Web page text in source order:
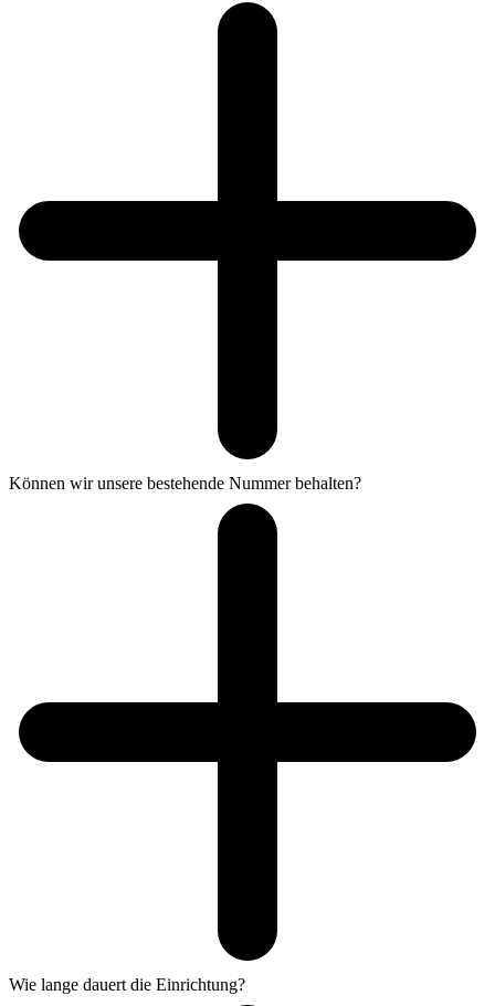
Können wir unsere bestehende Nummer behalten?
Wie lange dauert die Einrichtung?